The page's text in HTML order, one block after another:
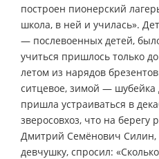
построен пионерский
школа, в ней и училась».
— послевоенных детей,
учиться пришлось только
летом из нарядов
ситцевое, зимой — шубейка
пришла устраиваться в
зверосовхоз, что на берегу
Дмитрий Семёнович Силин,
девчушку, спросил: